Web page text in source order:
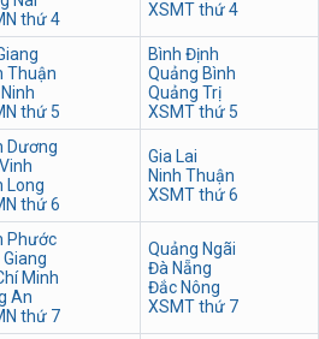
thứ 4
XSMT thứ 4
Thuận
thứ 5
Bình Định
Quảng Bình
Quảng Trị
XSMT thứ 5
Dương
Long
thứ 6
Gia Lai
Ninh Thuận
XSMT thứ 6
Phước
Giang
Minh
An
thứ 7
Quảng Ngãi
Đà Nẵng
Đắc Nông
XSMT thứ 7